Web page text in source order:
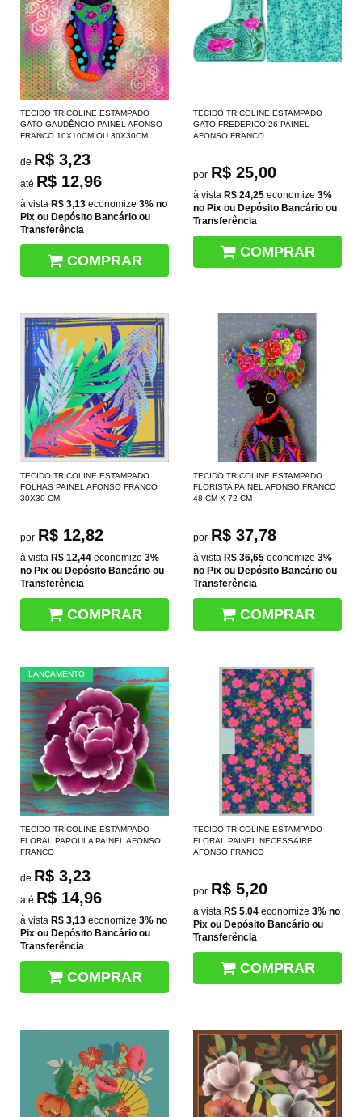
TECIDO TRICOLINE ESTAMPADO
GATO GAUDÊNCIO PAINEL AFONSO
FRANCO 10X10CM OU 30X30CM
de R$ 3,23
até R$ 12,96
à vista R$ 3,13 economize 3% no
Pix ou Depósito Bancário ou
Transferência
COMPRAR
TECIDO TRICOLINE ESTAMPADO
GATO FREDERICO 26 PAINEL
AFONSO FRANCO
por R$ 25,00
à vista R$ 24,25 economize 3%
no Pix ou Depósito Bancário ou
Transferência
COMPRAR
TECIDO TRICOLINE ESTAMPADO
FOLHAS PAINEL AFONSO FRANCO
30X30 CM
por R$ 12,82
à vista R$ 12,44 economize 3%
no Pix ou Depósito Bancário ou
Transferência
COMPRAR
TECIDO TRICOLINE ESTAMPADO
FLORISTA PAINEL AFONSO FRANCO
48 CM X 72 CM
por R$ 37,78
à vista R$ 36,65 economize 3%
no Pix ou Depósito Bancário ou
Transferência
COMPRAR
LANÇAMENTO
TECIDO TRICOLINE ESTAMPADO
FLORAL PAPOULA PAINEL AFONSO
FRANCO
de R$ 3,23
até R$ 14,96
à vista R$ 3,13 economize 3% no
Pix ou Depósito Bancário ou
Transferência
COMPRAR
TECIDO TRICOLINE ESTAMPADO
FLORAL PAINEL NECESSAIRE
AFONSO FRANCO
por R$ 5,20
à vista R$ 5,04 economize 3% no
Pix ou Depósito Bancário ou
Transferência
COMPRAR